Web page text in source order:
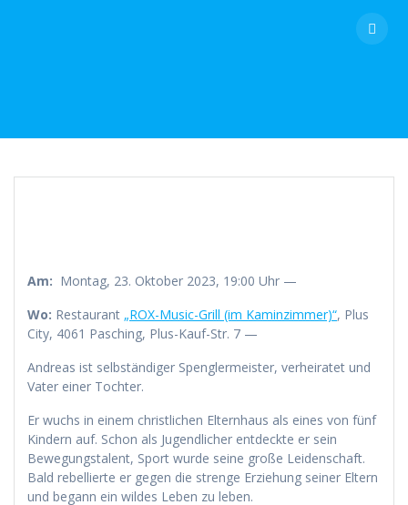
Am: Montag, 23. Oktober 2023, 19:00 Uhr —
Wo: Restaurant „ROX-Music-Grill (im Kaminzimmer)“, Plus
City, 4061 Pasching, Plus-Kauf-Str. 7 —
Andreas ist selbständiger Spenglermeister, verheiratet und
Vater einer Tochter.
Er wuchs in einem christlichen Elternhaus als eines von fünf
Kindern auf. Schon als Jugendlicher entdeckte er sein
Bewegungstalent, Sport wurde seine große Leidenschaft.
Bald rebellierte er gegen die strenge Erziehung seiner Eltern
und begann ein wildes Leben zu leben.